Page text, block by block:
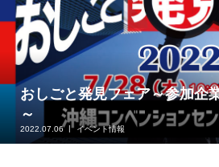
おしごと発見フェア～参加企
～
2022.07.06 イベント情報